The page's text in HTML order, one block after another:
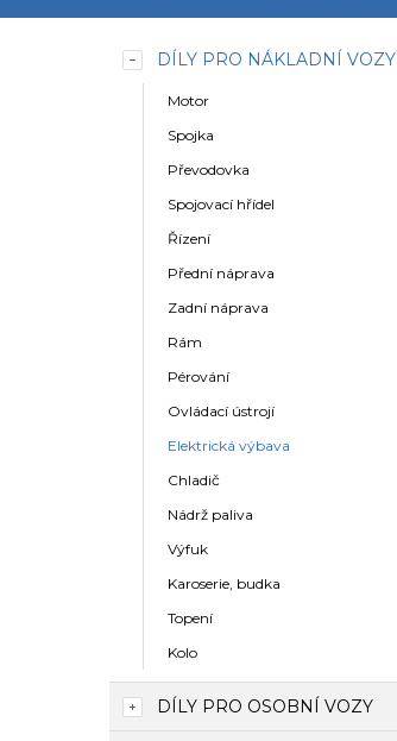
DÍLY PRO NÁKLADNÍ VOZY
Motor
Spojka
Převodovka
Spojovací hřídel
Řízení
Přední náprava
Zadní náprava
Rám
Pérování
Ovládací ústrojí
Elektrická výbava
Chladič
Nádrž paliva
Výfuk
Karoserie, budka
Topení
Kolo
DÍLY PRO OSOBNÍ VOZY